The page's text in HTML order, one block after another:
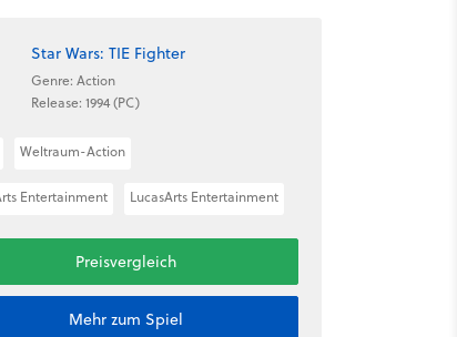
Star Wars: TIE Fighter
Genre: Action
Release: 1994 (PC)
Weltraum-Action
Entertainment LucasArts Entertainment
Preisvergleich
Mehr zum Spiel